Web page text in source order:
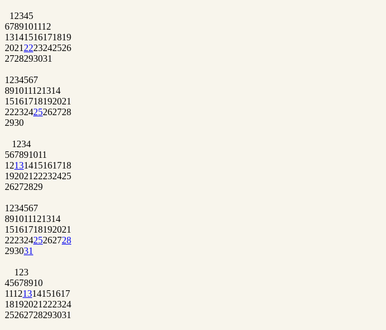
1 2345
6789101112
13141516171819
2021 2223242526
2728293031
1 234567
891011121314
15161718192021
22232425262728
2930
1 234
567891011
12131415161718
192021 22232425
26272829
1 234567
891011121314
15161718192021
22232425262728
293031
1 23
45678910
11121314151617
18192021 222324
25262728293031